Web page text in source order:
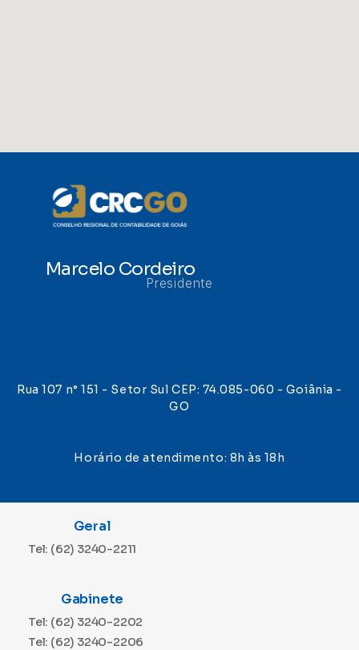
Marcelo Cordeiro
Presidente
Rua 107 n° 151 - Setor Sul CEP: 74.085-060 - Goiânia -
GO
Horário de atendimento: 8h às 18h
Geral
Tel: (62) 3240-2211
Gabinete
Tel: (62) 3240-2202
Tel: (62) 3240-2206